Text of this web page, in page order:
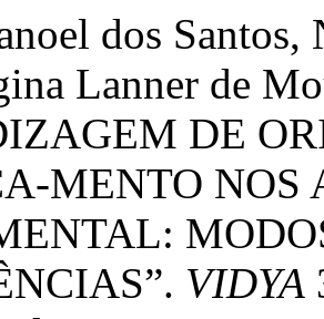
dos
Lanner de
DE
MENTO NOS
VIDYA